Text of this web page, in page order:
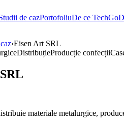
de cazPortofoliuDe ce TechGo
›Eisen Art SRL
DistribuțieProducție confecții
materiale metalurgice,